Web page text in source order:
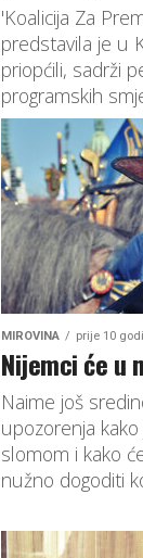
'Koalicija Za
predstavila je u
priopćili, sadrži
programskih
MIROVINA prije 10
Nijemci će u
Naime još
upozorenja
slomom i kako
nužno dogoditi